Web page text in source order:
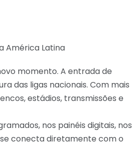
América Latina
momento. A entrada de
das ligas nacionais. Com mais
estádios, transmissões e
nos painéis digitais, nos
se conecta diretamente com o